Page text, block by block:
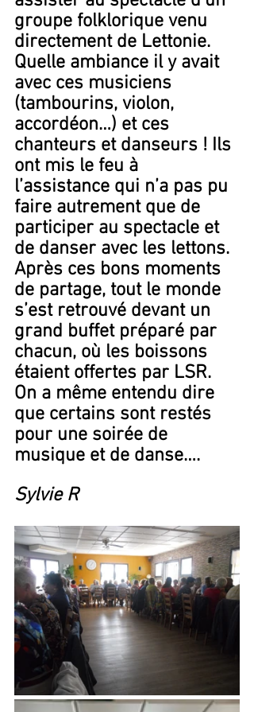
groupe folklorique venu
directement de Lettonie.
Quelle ambiance il y avait
avec ces musiciens
(tambourins, violon,
accordéon…) et ces
chanteurs et danseurs ! Ils
ont mis le feu à
l’assistance qui n’a pas pu
faire autrement que de
participer au spectacle et
de danser avec les lettons.
Après ces bons moments
de partage, tout le monde
s’est retrouvé devant un
grand buffet préparé par
chacun, où les boissons
étaient offertes par LSR.
On a même entendu dire
que certains sont restés
pour une soirée de
musique et de danse….
Sylvie R